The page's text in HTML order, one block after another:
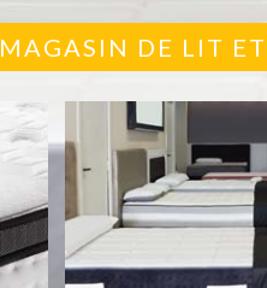
MAGASIN DE LIT